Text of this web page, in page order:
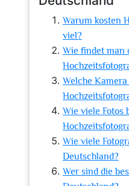
Warum kosten
viel?
Wie findet man
Welche
Wie viele Fotos
Wie viele
Deutschland?
Wer sind die